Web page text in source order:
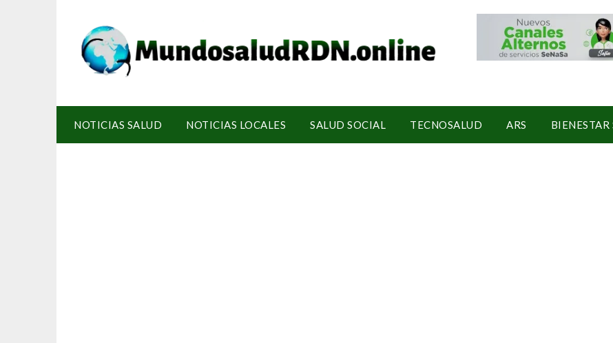
NOTICIAS SALUD NOTICIAS LOCALES SALUD SOCIAL TECNOSALUD ARS BIENESTAR